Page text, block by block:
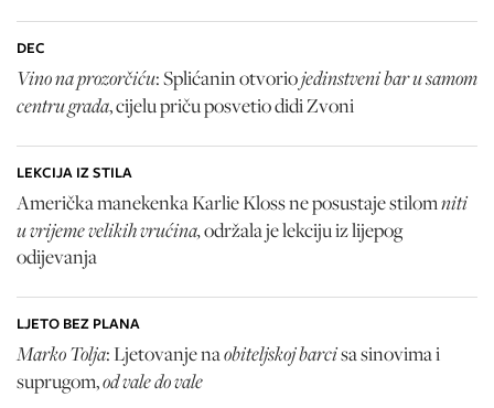
DEC
Vino na prozorčiću: Splićanin otvoriojedinstveni bar u samom
centru grada, cijelu priču posvetio didi Zvoni
LEKCIJA IZ STILA
Američka manekenka Karlie Kloss ne posustaje stilomniti
u vrijeme velikih vrućina,održala je lekciju iz lijepog
odijevanja
LJETO BEZ PLANA
Marko Tolja: Ljetovanje naobiteljskoj barcisa sinovima i
suprugom,od vale do vale